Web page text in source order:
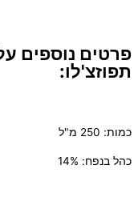
פרטים נוספים
תפוזצ'לו:
כמות: 250 מ"ל
כהל בנפח: 14%